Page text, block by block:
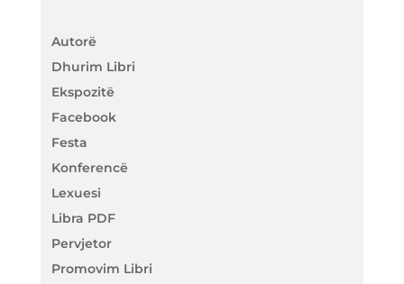
Autorë
Dhurim Libri
Ekspozitë
Facebook
Festa
Konferencë
Lexuesi
Libra PDF
Pervjetor
Promovim Libri